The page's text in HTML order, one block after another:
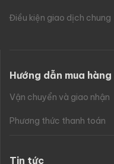
Điều kiện giao dịch chung
Hướng dẫn mua hàng
Vận chuyển và giao nhận
Phương thức thanh toán
Tin tức